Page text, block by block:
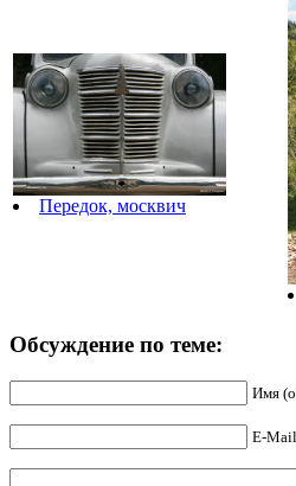
Передок, москвич
Обсуждение по теме:
Имя
E-Mail